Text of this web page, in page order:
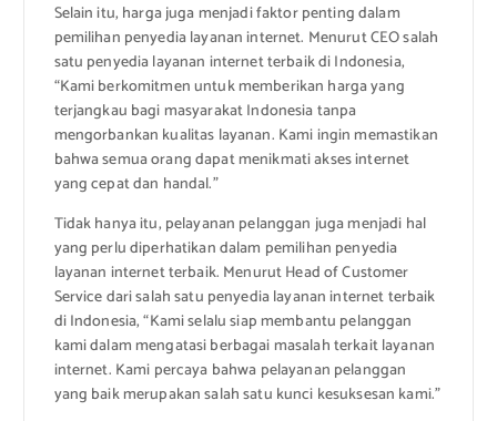
Selain itu, harga juga menjadi faktor penting dalam
pemilihan penyedia layanan internet. Menurut CEO salah
satu penyedia layanan internet terbaik di Indonesia,
“Kami berkomitmen untuk memberikan harga yang
terjangkau bagi masyarakat Indonesia tanpa
mengorbankan kualitas layanan. Kami ingin memastikan
bahwa semua orang dapat menikmati akses internet
yang cepat dan handal.”
Tidak hanya itu, pelayanan pelanggan juga menjadi hal
yang perlu diperhatikan dalam pemilihan penyedia
layanan internet terbaik. Menurut Head of Customer
Service dari salah satu penyedia layanan internet terbaik
di Indonesia, “Kami selalu siap membantu pelanggan
kami dalam mengatasi berbagai masalah terkait layanan
internet. Kami percaya bahwa pelayanan pelanggan
yang baik merupakan salah satu kunci kesuksesan kami.”